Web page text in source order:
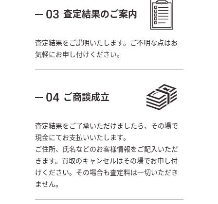
03 査定結果のご案内
査定結果をご説明いたします。ご不明な点はお
気軽にお申し付けください。
04 ご商談成立
査定結果をご了承いただけましたら、その場で
現金にてお支払いいたします。
ご住所、氏名などのお客様情報をご記入いただ
きます。買取のキャンセルはその場でお申し付
けください。その場合も査定料は一切いただき
ません。